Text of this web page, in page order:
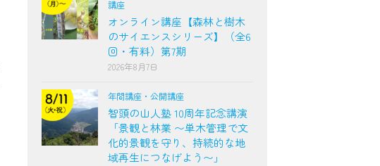
講座
オンライン講座【森林と樹木
のサイエンスシリーズ】（全6
回・有料）第7期
2026年8月7日
年間講座・公開講座
智頭の山人塾 10周年記念講演
「景観と林業 〜単木管理で文
化的景観を守り、持続的な地
域再生につなげよう〜」